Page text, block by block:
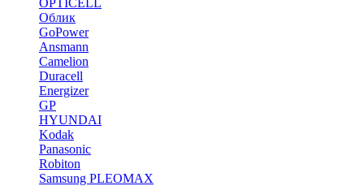
OPTICELL
Облик
GoPower
Ansmann
Camelion
Duracell
Energizer
GP
HYUNDAI
Kodak
Panasonic
Robiton
Samsung PLEOMAX